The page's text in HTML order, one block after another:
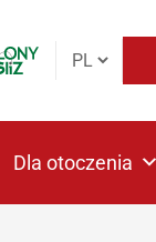
Dla otoczenia